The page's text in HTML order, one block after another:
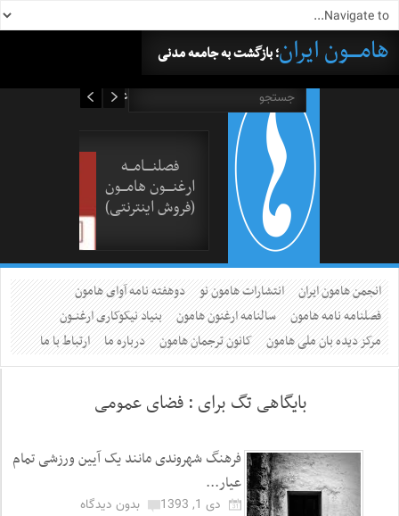
هامــــون ایران؛ بازگشت به جامعه مدنی
فصلنــــامـــه
ارغنــــون هامـــون
(فروش اینترنتی)
انجمن هامون ایران انتشارات هامون نو
دوهفته نامه آوای هامون
فصلنامه نامه هامون
سالنامه ارغنون هامون
بنیاد نیکوکاری ارغنــون
مرکز دیده بان ملی هامون
کانون ترجمان هامون درباره ما ارتباط با ما
بایگاهی تگ برای :فضای عمومی
فرهنگ شهروندی مانند یک آیین ورزشی تمام
عیار...
دی 1, 1393
بدون دیدگاه